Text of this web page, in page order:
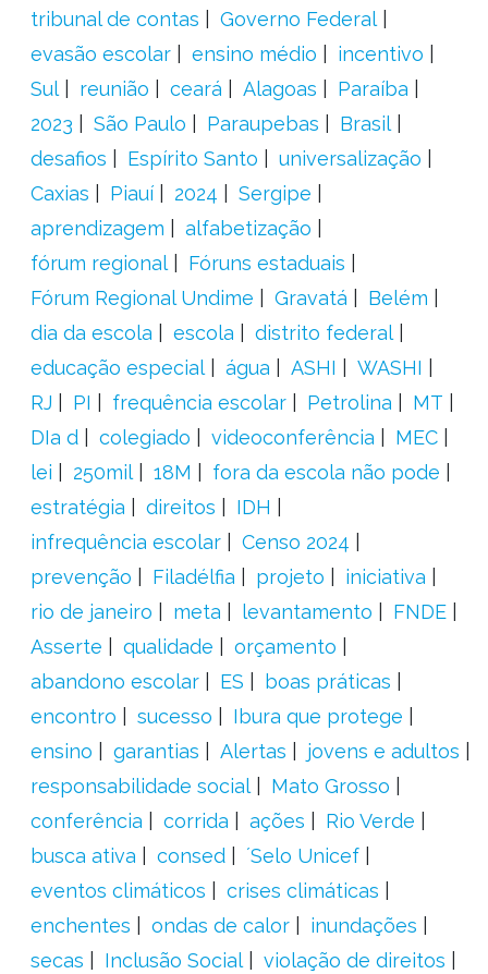
tribunal de contas
Governo Federal
evasão escolar
ensino médio
incentivo
Sul
reunião ceará Alagoas
Paraíba
2023
São Paulo Paraupebas
Brasil
desafios
Espírito Santo
universalização
Caxias
Piauí 2024
Sergipe
aprendizagem
alfabetização
fórum regional
Fóruns estaduais
Fórum Regional Undime
Gravatá
Belém
dia da escola
escola
distrito federal
educação especial
água ASHI
WASHI
RJ
PI frequência escolar Petrolina
MT
DIa d
colegiado videoconferência
MEC
lei
250mil 18M
fora da escola não pode
estratégia
direitos
IDH
infrequência escolar
Censo 2024
prevenção
Filadélfia projeto
iniciativa
rio de janeiro
meta levantamento
FNDE
Asserte
qualidade
orçamento
abandono escolar
ES
boas práticas
encontro
sucesso
Ibura que protege
ensino
garantias Alertas
jovens e adultos
responsabilidade social
Mato Grosso
conferência
corrida ações
Rio Verde
busca ativa
consed
´Selo Unicef
eventos climáticos
crises climáticas
enchentes
ondas de calor
inundações
secas
Inclusão Social
violação de direitos